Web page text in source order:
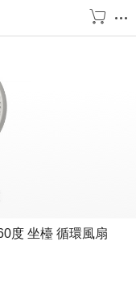
度 坐檯 循環風扇